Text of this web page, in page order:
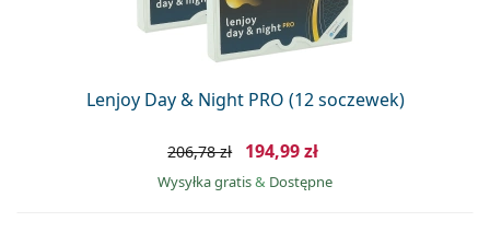
Lenjoy Day & Night PRO (12 soczewek)
206,78 zł 194,99 zł
Wysyłka gratis& Dostępne